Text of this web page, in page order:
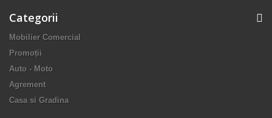
Categorii
Mobilier Comercial
Promoții
Auto - Moto
Agrement
Casa si Gradina